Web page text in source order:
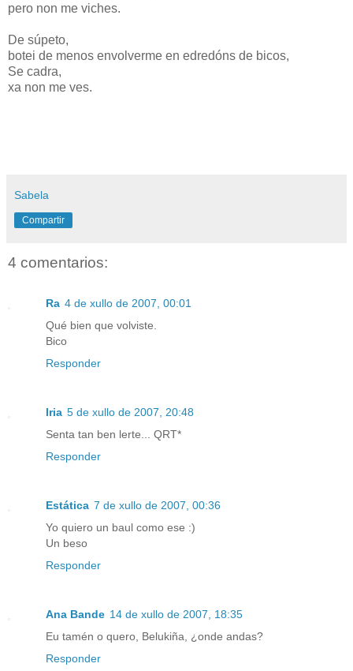
pero non me viches.
De súpeto,
botei de menos envolverme en edredóns de bicos,
Se cadra,
xa non me ves.
Sabela
Compartir
4 comentarios:
Ra 4 de xullo de 2007, 00:01
Qué bien que volviste.
Bico
Responder
Iria 5 de xullo de 2007, 20:48
Senta tan ben lerte... QRT*
Responder
Estática 7 de xullo de 2007, 00:36
Yo quiero un baul como ese :)
Un beso
Responder
Ana Bande 14 de xullo de 2007, 18:35
Eu tamén o quero, Belukiña, ¿onde andas?
Responder